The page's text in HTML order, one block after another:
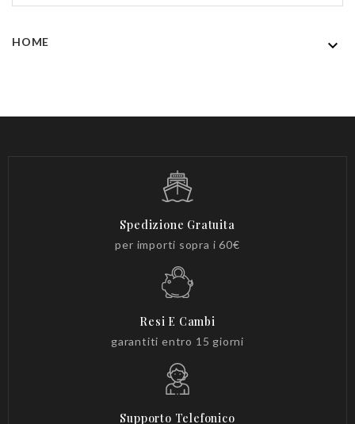
HOME 
Spedizione Gratuita
per importi sopra i 60€
Resi E Cambi
garantiti entro 15 giorni
Supporto Telefonico